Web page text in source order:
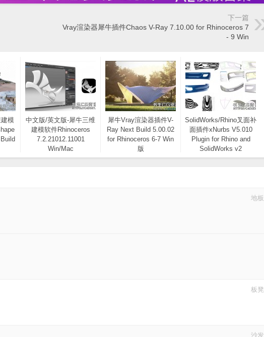
下一篇
Vray渲染器犀牛插件Chaos V-Ray 7.10.00 for Rhinoceros 7
- 9 Win
模
中文版/英文版-犀牛三维
建模软件Rhinoceros
7.2.21012.11001
Win/Mac
犀牛Vray渲染器插件V-
Ray Next Build 5.00.02
for Rhinoceros 6-7 Win
版
SolidWorks/Rhino叉面补
面插件xNurbs V5.010
Plugin for Rhino and
SolidWorks v2
地板
板凳
沙发